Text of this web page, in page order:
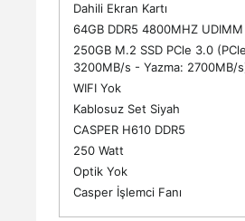
Dahili Ekran Kartı
64GB DDR5 4800MHZ UDIMM
250GB M.2 SSD PCle 3.0
3200MB/s - Yazma: 2700MB/
WIFI Yok
Kablosuz Set Siyah
CASPER H610 DDR5
250 Watt
Optik Yok
Casper İşlemci Fanı